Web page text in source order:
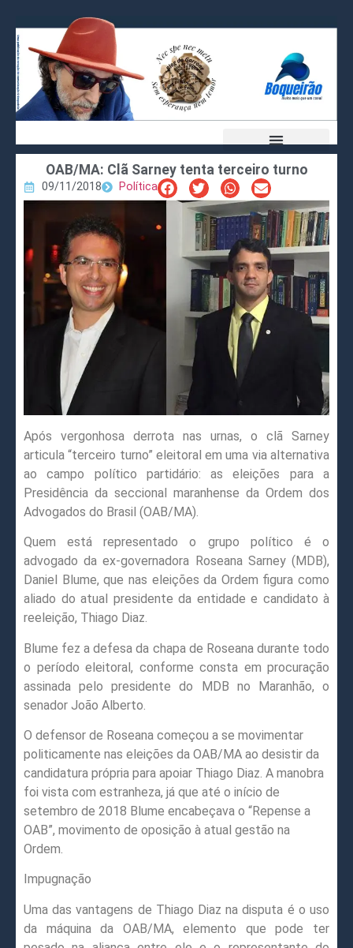
OAB/MA: Clã Sarney tenta terceiro turno
09/11/2018 Política
Após vergonhosa derrota nas urnas, o clã Sarney
articula “terceiro turno” eleitoral em uma via alternativa
ao campo político partidário: as eleições para a
Presidência da seccional maranhense da Ordem dos
Advogados do Brasil (OAB/MA).
Quem está representado o grupo político é o
advogado da ex-governadora Roseana Sarney (MDB),
Daniel Blume, que nas eleições da Ordem figura como
aliado do atual presidente da entidade e candidato à
reeleição, Thiago Diaz.
Blume fez a defesa da chapa de Roseana durante todo
o período eleitoral, conforme consta em procuração
assinada pelo presidente do MDB no Maranhão, o
senador João Alberto.
O defensor de Roseana começou a se movimentar
politicamente nas eleições da OAB/MA ao desistir da
candidatura própria para apoiar Thiago Diaz. A manobra
foi vista com estranheza, já que até o início de
setembro de 2018 Blume encabeçava o “Repense a
OAB”, movimento de oposição à atual gestão na
Ordem.
Impugnação
Uma das vantagens de Thiago Diaz na disputa é o uso
da máquina da OAB/MA, elemento que pode ter